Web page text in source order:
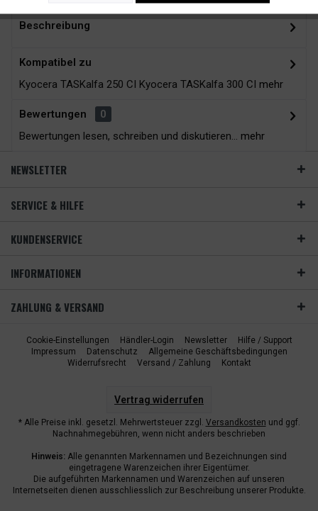
Beschreibung
Kompatibel zu
Kyocera TASKalfa 250 CI Kyocera TASKalfa 300 CI mehr
Bewertungen
0
Bewertungen lesen, schreiben und diskutieren... mehr
NEWSLETTER
SERVICE & HILFE
KUNDENSERVICE
INFORMATIONEN
ZAHLUNG & VERSAND
Cookie-Einstellungen Händler-Login Newsletter
Hilfe / Support
Impressum
Datenschutz
Allgemeine Geschäftsbedingungen
Widerrufsrecht
Versand / Zahlung Kontakt
Vertrag widerrufen
* Alle Preise inkl. gesetzl. Mehrwertsteuer zzgl. Versandkosten und ggf.
Nachnahmegebühren, wenn nicht anders beschrieben
Hinweis: Alle genannten Markennamen und Bezeichnungen sind
eingetragene Warenzeichen ihrer Eigentümer.
Die aufgeführten Markennamen und Warenzeichen auf unseren
Internetseiten dienen ausschliesslich zur Beschreibung unserer Produkte.